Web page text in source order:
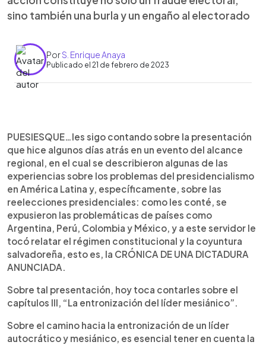
sino también una burla y un engaño al electorado
PorS. Enrique Anaya
Publicado el 21 de febrero de 2023
► Escuchar artículo
PUESIESQUE…les sigo contando sobre la presentación
que hice algunos días atrás en un evento del alcance
regional, en el cual se describieron algunas de las
experiencias sobre los problemas del presidencialismo
en América Latina y, específicamente, sobre las
reelecciones presidenciales: como les conté, se
expusieron las problemáticas de países como
Argentina, Perú, Colombia y México, y a este servidor le
tocó relatar el régimen constitucional y la coyuntura
salvadoreña, esto es, la CRÓNICA DE UNA DICTADURA
ANUNCIADA.
Sobre tal presentación, hoy toca contarles sobre el
capítulos III, “La entronización del líder mesiánico”.
Sobre el camino hacia la entronización de un líder
autocrático y mesiánico, es esencial tener en cuenta la